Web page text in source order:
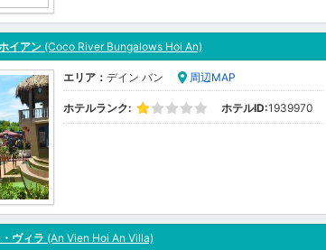
イアン (Coco River Bungalows Hoi An)
エリア： デイン バン 周辺MAP
ホテルランク: ホテルID:1939970
ヴィラ (An Vien Hoi An Villa)